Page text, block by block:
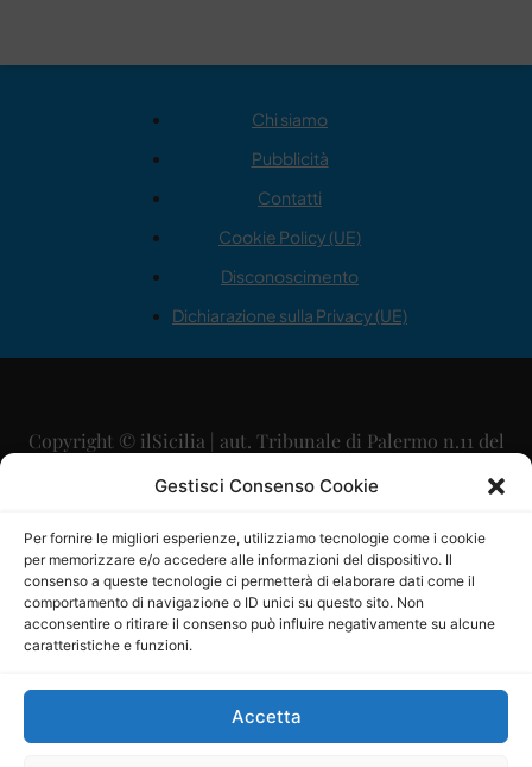
Gestisci Consenso Cookie
Per fornire le migliori esperienze, utilizziamo tecnologie come i cookie
per memorizzare e/o accedere alle informazioni del dispositivo. Il
consenso a queste tecnologie ci permetterà di elaborare dati come il
comportamento di navigazione o ID unici su questo sito. Non
acconsentire o ritirare il consenso può influire negativamente su alcune
caratteristiche e funzioni.
Accetta
Chi siamo
Pubblicità
Contatti
Cookie Policy (UE)
Disconoscimento
Dichiarazione sulla Privacy (UE)
Copyright © ilSicilia | aut. Tribunale di Palermo n.11 del
29/09/2015
Direttore Editoriale: Maurizio Scaglione
Direttore Responsabile: Maria Calabrese
P.IVA: 06334930820
Mercurio Comunicazione Società Cooperativa a r.l. è